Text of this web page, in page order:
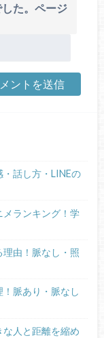
した。ページ
話し方・LINEの
ランキング！学
由！脈なし・照
脈あり・脈なし
人と距離を縮め